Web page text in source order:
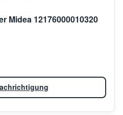
Midea 12176000010320